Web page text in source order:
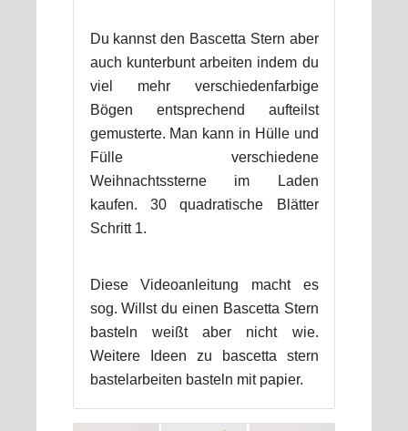
Du kannst den Bascetta Stern aber
auch kunterbunt arbeiten indem du
viel mehr verschiedenfarbige
Bögen entsprechend aufteilst
gemusterte. Man kann in Hülle und
Fülle verschiedene
Weihnachtssterne im Laden
kaufen. 30 quadratische Blätter
Schritt 1.
Diese Videoanleitung macht es
sog. Willst du einen Bascetta Stern
basteln weißt aber nicht wie.
Weitere Ideen zu bascetta stern
bastelarbeiten basteln mit papier.